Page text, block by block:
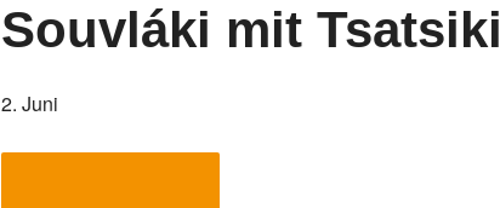
Souvláki mit Tsatsiki
2. Juni